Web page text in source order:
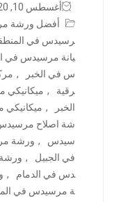
أغسطس 10, 2020
أفضل ورشة
رسيدس في
يانة مرسيدس في
س في الخبر
,
رقية
,
الخبر
,
شة اصلاح
سيدس
, ورشة
في الجبيل
,
دس في الدمام
,
ة مرسيدس في